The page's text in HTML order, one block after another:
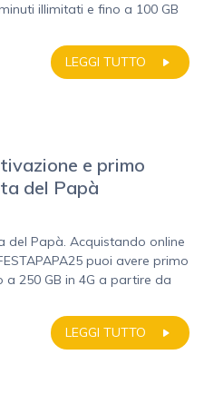
illimitati e fino a 100 GB
LEGGI TUTTO
e primo
del Papà
del Papà. Acquistando online
puoi avere primo
250 GB in 4G a partire da
LEGGI TUTTO